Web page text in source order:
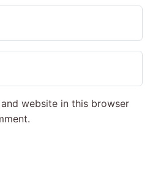
website in this browser